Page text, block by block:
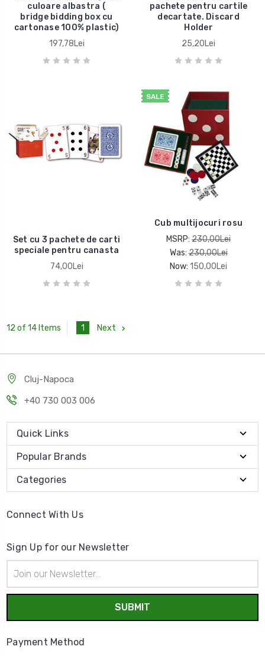
culoare albastra (
bridge bidding box cu
cartonase 100% plastic)
197,78Lei
pachete pentru cartile
decartate. Discard
Holder
25,20Lei
Set cu 3 pachete de carti
speciale pentru canasta
74,00Lei
SALE
Cub multijocuri rosu
MSRP: 230,00Lei
Was:230,00Lei
Now: 150,00Lei
12 of 14 Items 1 Next
Cluj-Napoca
+40 730 003 006
Quick Links
Popular Brands
Categories
Connect With Us
Sign Up for our Newsletter
Address
Payment Method